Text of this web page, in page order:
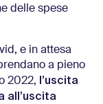
delle spese
e in attesa
a pieno
2022, l’uscita
all’uscita